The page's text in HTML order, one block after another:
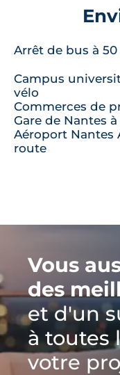
Arrêt de bus à
Campus
vélo
Commerces de
Gare de Nantes
Aéroport Nantes
route
Vous
des
et d'un
à toutes
votre